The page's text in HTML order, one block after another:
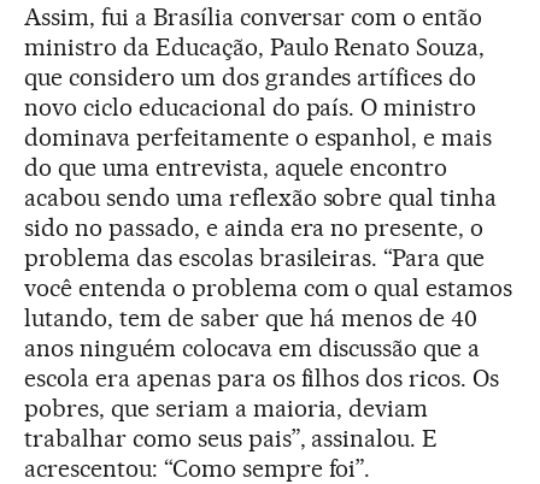
Assim, fui a Brasília conversar com o então
ministro da Educação, Paulo Renato Souza,
que considero um dos grandes artífices do
novo ciclo educacional do país. O ministro
dominava perfeitamente o espanhol, e mais
do que uma entrevista, aquele encontro
acabou sendo uma reflexão sobre qual tinha
sido no passado, e ainda era no presente, o
problema das escolas brasileiras. “Para que
você entenda o problema com o qual estamos
lutando, tem de saber que há menos de 40
anos ninguém colocava em discussão que a
escola era apenas para os filhos dos ricos. Os
pobres, que seriam a maioria, deviam
trabalhar como seus pais”, assinalou. E
acrescentou: “Como sempre foi”.